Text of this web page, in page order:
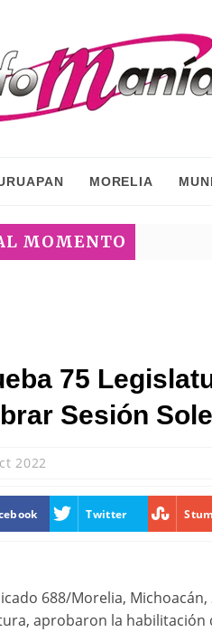
MORELIA
MOMENTO
75
Sesión
2022
Twitter
688/Morelia,
aprobaron la